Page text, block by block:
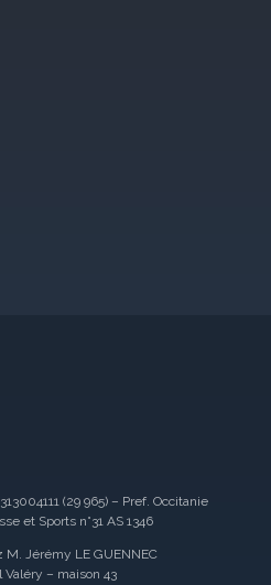
(29 965) – Pref. Occitanie
et Sports n°31 AS 1346
M. Jérémy LE GUENNEC
– maison 43